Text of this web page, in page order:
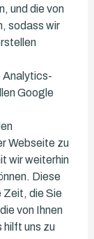
und die von
sodass wir
Analytics-
Google
Webseite zu
wir weiterhin
Diese
Zeit, die Sie
von Ihnen
hilft uns zu